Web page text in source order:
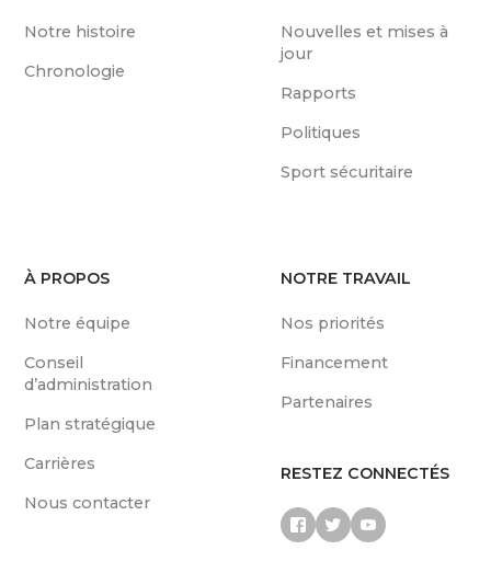
Notre histoire
Chronologie
Nouvelles et mises à
jour
Rapports
Politiques
Sport sécuritaire
À PROPOS
Notre équipe
Conseil
d’administration
Plan stratégique
Carrières
Nous contacter
NOTRE TRAVAIL
Nos priorités
Financement
Partenaires
RESTEZ CONNECTÉS